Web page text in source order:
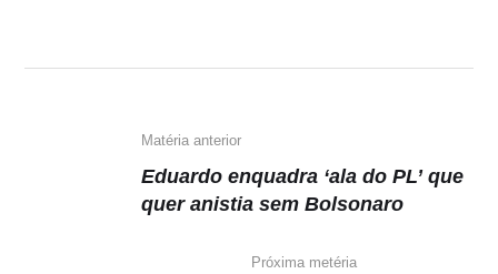
Matéria anterior
Eduardo enquadra ‘ala do PL’ que
quer anistia sem Bolsonaro
Próxima metéria